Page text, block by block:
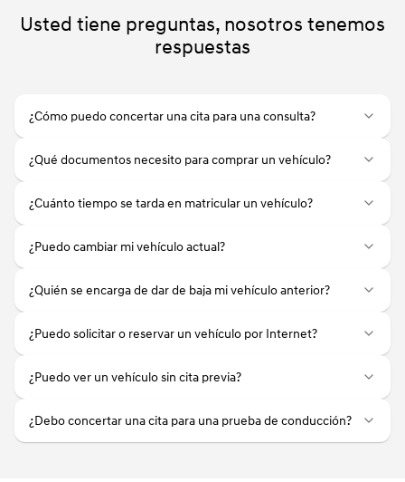
Usted tiene preguntas, nosotros tenemos
respuestas
¿Cómo puedo concertar una cita para una consulta?
¿Qué documentos necesito para comprar un vehículo?
¿Cuánto tiempo se tarda en matricular un vehículo?
¿Puedo cambiar mi vehículo actual?
¿Quién se encarga de dar de baja mi vehículo anterior?
¿Puedo solicitar o reservar un vehículo por Internet?
¿Puedo ver un vehículo sin cita previa?
¿Debo concertar una cita para una prueba de conducción?